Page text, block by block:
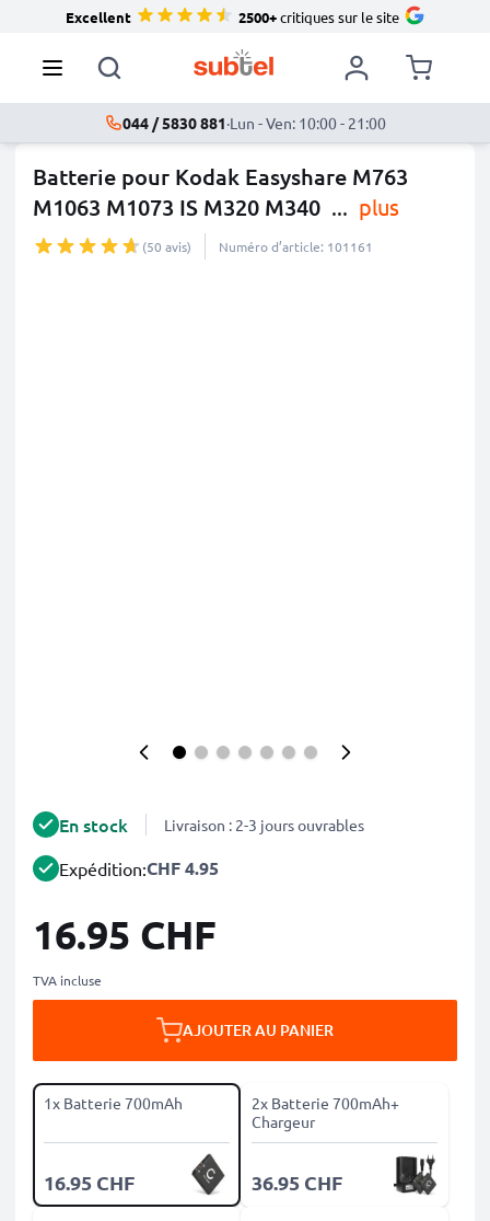
Excellent 2500+critiques sur le site
044 / 5830 881·Lun - Ven: 10:00 - 21:00
Batterie pour Kodak Easyshare M763
M1063 M1073 IS M320 M340 ... plus
(50 avis) Numéro d’article: 101161
En stock Livraison : 2-3 jours ouvrables
Expédition:CHF 4.95
16.95 CHF
TVA incluse
AJOUTER AU PANIER
1x Batterie 700mAh
16.95 CHF
2x Batterie 700mAh+
Chargeur
36.95 CHF